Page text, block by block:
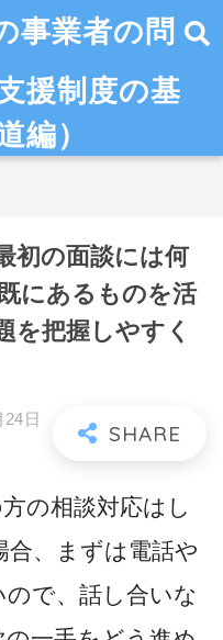
事業者の問
援制度の基
編）
初の面談には何
にあるものを活
を把握しやすく
24日
の相談対応はし
、まずは電話や
で、話し合いな